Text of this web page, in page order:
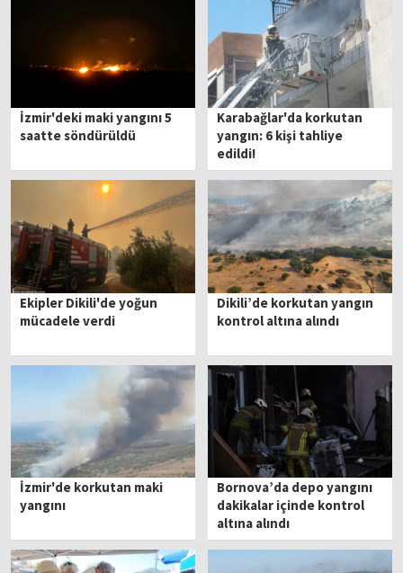
İzmir'deki maki yangını 5
saatte söndürüldü
Karabağlar'da korkutan
yangın: 6 kişi tahliye
edildi!
Ekipler Dikili'de yoğun
mücadele verdi
Dikili’de korkutan yangın
kontrol altına alındı
İzmir'de korkutan maki
yangını
Bornova’da depo yangını
dakikalar içinde kontrol
altına alındı